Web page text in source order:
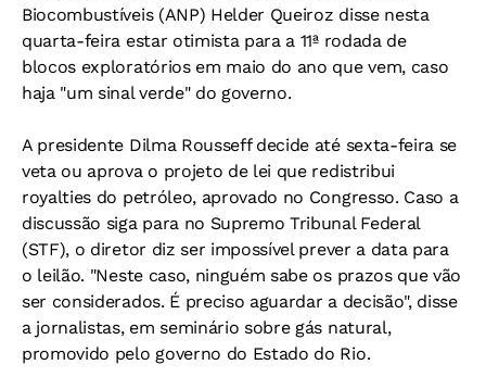
Biocombustíveis (ANP) Helder Queiroz disse nesta
quarta-feira estar otimista para a 11ª rodada de
blocos exploratórios em maio do ano que vem, caso
haja "um sinal verde" do governo.
A presidente Dilma Rousseff decide até sexta-feira se
veta ou aprova o projeto de lei que redistribui
royalties do petróleo, aprovado no Congresso. Caso a
discussão siga para no Supremo Tribunal Federal
(STF), o diretor diz ser impossível prever a data para
o leilão. "Neste caso, ninguém sabe os prazos que vão
ser considerados. É preciso aguardar a decisão", disse
a jornalistas, em seminário sobre gás natural,
promovido pelo governo do Estado do Rio.